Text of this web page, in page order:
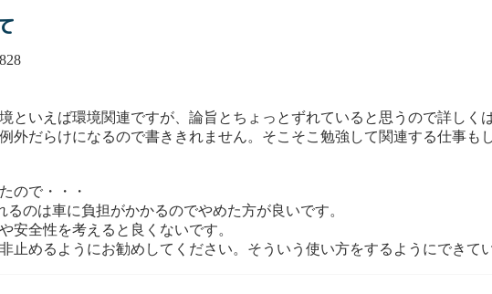
といえば環境関連ですが、論旨とちょっとずれていると思うので詳しく
外だらけになるので書ききれません。そこそこ勉強して関連する仕事も
ので・・・
のは車に負担がかかるのでやめた方が良いです。
安全性を考えると良くないです。
止めるようにお勧めしてください。そういう使い方をするようにできて